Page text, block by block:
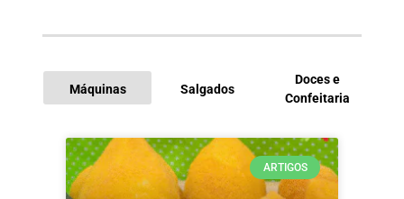
Máquinas Salgados
Doces e
Confeitaria
ARTIGOS